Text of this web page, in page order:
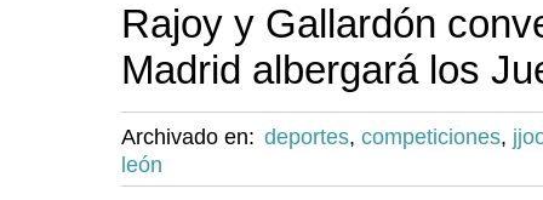
Rajoy y Gallardón
Madrid albergará los
Archivado en: deportes, competiciones,
león